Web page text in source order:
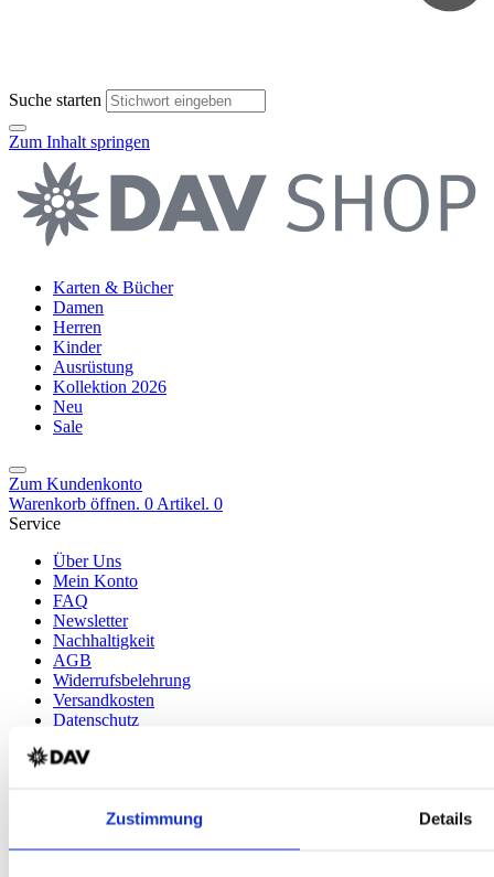
Zustimmung Details
Suche starten
Zum Inhalt springen
Karten & Bücher
Damen
Herren
Kinder
Ausrüstung
Kollektion 2026
Neu
Sale
Zum Kundenkonto
Warenkorb öffnen. 0 Artikel. 0
Service
Über Uns
Mein Konto
FAQ
Newsletter
Nachhaltigkeit
AGB
Widerrufsbelehrung
Versandkosten
Datenschutz
Erklärung zur Barrierefreiheit
Karten & Bücher